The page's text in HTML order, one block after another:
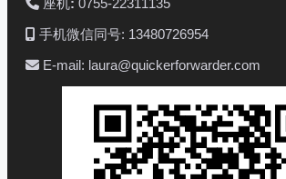
座机: 0755-22311135
手机微信同号: 13480726954
E-mail: laura@quickerforwarder.com